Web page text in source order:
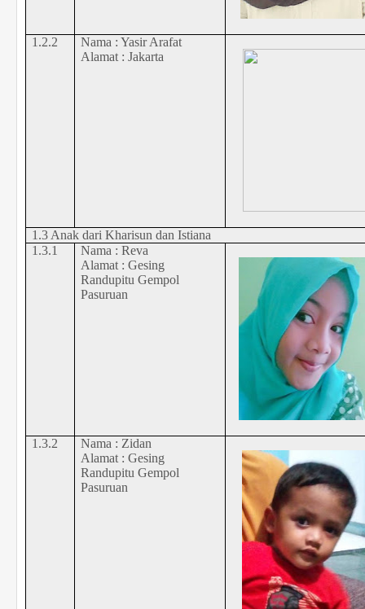
1.2.2
Nama : Yasir Arafat
Alamat : Jakarta
1.3 Anak dari Kharisun dan Istiana
1.3.1
Nama :Reva
Alamat : Gesing
Randupitu Gempol
Pasuruan
1.3.2 Nama : Zidan
Alamat : Gesing
Randupitu Gempol
Pasuruan